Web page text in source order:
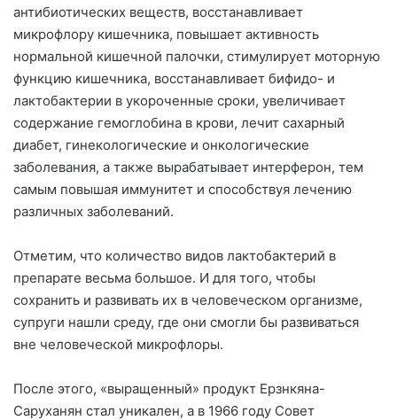
антибиотических веществ, восстанавливает
микрофлору кишечника, повышает активность
нормальной кишечной палочки, стимулирует моторную
функцию кишечника, восстанавливает бифидо- и
лактобактерии в укороченные сроки, увеличивает
содержание гемоглобина в крови, лечит сахарный
диабет, гинекологические и онкологические
заболевания, а также вырабатывает интерферон, тем
самым повышая иммунитет и способствуя лечению
различных заболеваний.
Отметим, что количество видов лактобактерий в
препарате весьма большое. И для того, чтобы
сохранить и развивать их в человеческом организме,
супруги нашли среду, где они смогли бы развиваться
вне человеческой микрофлоры.
После этого, «выращенный» продукт Ерзнкяна-
Саруханян стал уникален, а в 1966 году Совет